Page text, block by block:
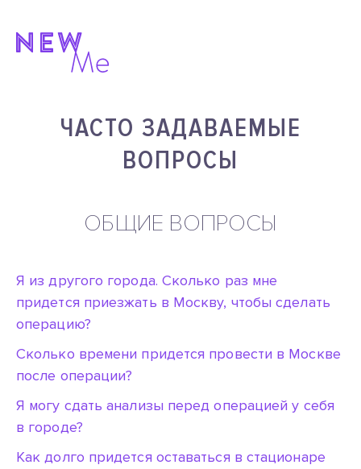
ЧАСТО ЗАДАВАЕМЫЕ
ВОПРОСЫ
ОБЩИЕ ВОПРОСЫ
Я из другого города. Сколько раз мне
придется приезжать в Москву, чтобы сделать
операцию?
Cколько времени придется провести в Москве
после операции?
Я могу сдать анализы перед операцией у себя
в городе?
Как долго придется оставаться в стационаре